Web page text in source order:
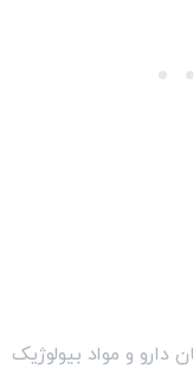
و مواد بيولوژيک